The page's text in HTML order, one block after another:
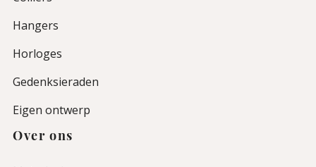
Hangers
Horloges
Gedenksieraden
Eigen ontwerp
Over ons